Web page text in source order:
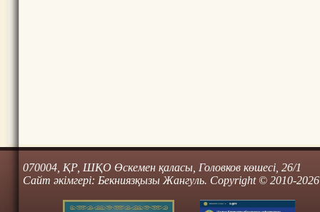
070004, ҚР, ШҚО Өскемен қаласы, Головков көшесі, 26/1
Сайт әкімгері: Бекниязқызы Жангуль. Copyright © 2010-2026